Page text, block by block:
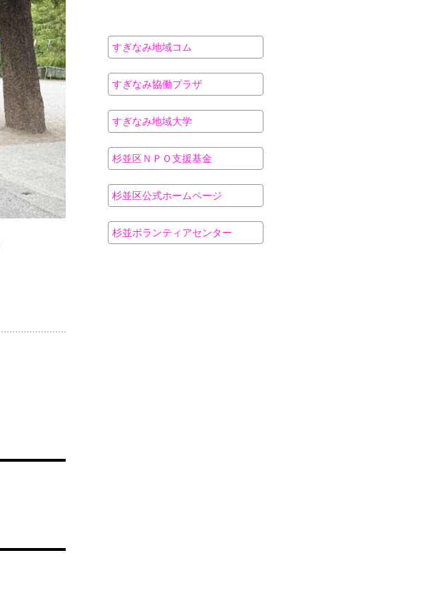
すぎなみ地域コム
すぎなみ協働プラザ
すぎなみ地域大学
杉並区ＮＰＯ支援基金
杉並区公式ホームページ
杉並ボランティアセンター